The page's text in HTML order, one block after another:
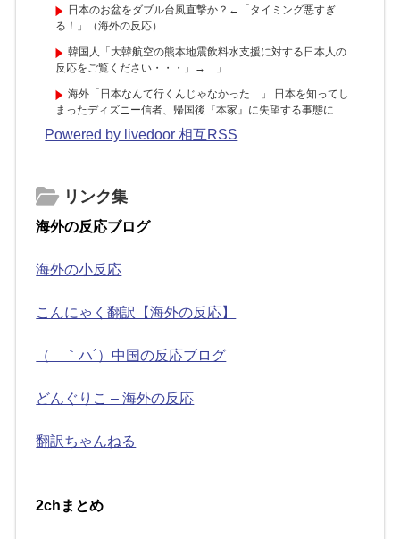
日本のお盆をダブル台風直撃か？←「タイミング悪すぎ
る！」（海外の反応）
韓国人「大韓航空の熊本地震飲料水支援に対する日本人の
反応をご覧ください・・・」→「」
海外「日本なんて行くんじゃなかった…」 日本を知ってし
まったディズニー信者、帰国後『本家』に失望する事態に
Powered by livedoor 相互RSS
リンク集
海外の反応ブログ
海外の小反応
こんにゃく翻訳【海外の反応】
（ ｀ハ´）中国の反応ブログ
どんぐりこ – 海外の反応
翻訳ちゃんねる
2chまとめ